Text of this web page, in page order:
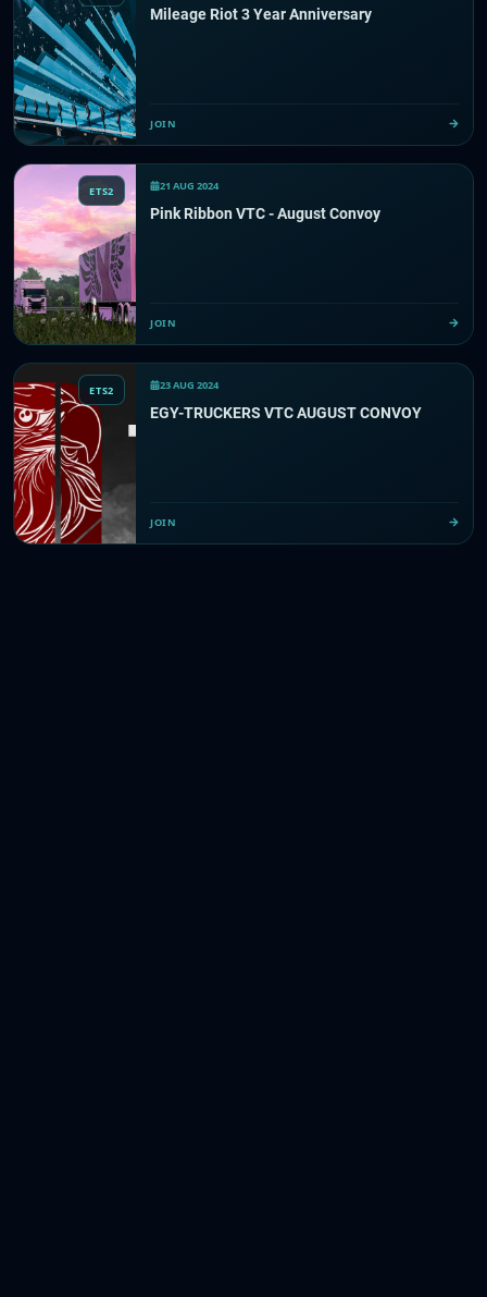
Mileage Riot 3 Year Anniversary
JOIN
ETS2 21 AUG 2024
Pink Ribbon VTC - August Convoy
JOIN
ETS2 23 AUG 2024
EGY-TRUCKERS VTC AUGUST CONVOY
JOIN